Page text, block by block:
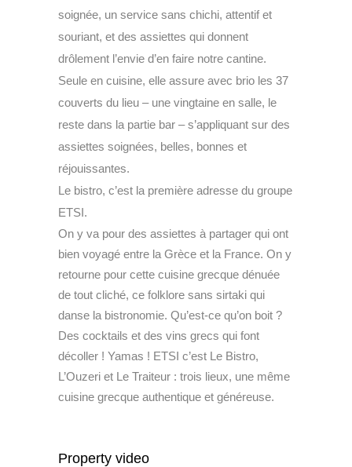
soignée, un service sans chichi, attentif et
souriant, et des assiettes qui donnent
drôlement l’envie d’en faire notre cantine.
Seule en cuisine, elle assure avec brio les 37
couverts du lieu – une vingtaine en salle, le
reste dans la partie bar – s’appliquant sur des
assiettes soignées, belles, bonnes et
réjouissantes.
Le bistro, c’est la première adresse du groupe
ETSI.
On y va pour des assiettes à partager qui ont
bien voyagé entre la Grèce et la France. On y
retourne pour cette cuisine grecque dénuée
de tout cliché, ce folklore sans sirtaki qui
danse la bistronomie. Qu’est-ce qu’on boit ?
Des cocktails et des vins grecs qui font
décoller ! Yamas ! ETSI c’est Le Bistro,
L’Ouzeri et Le Traiteur : trois lieux, une même
cuisine grecque authentique et généreuse.
Property video